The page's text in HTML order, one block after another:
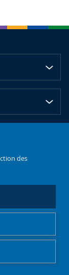
des
bibliothèques